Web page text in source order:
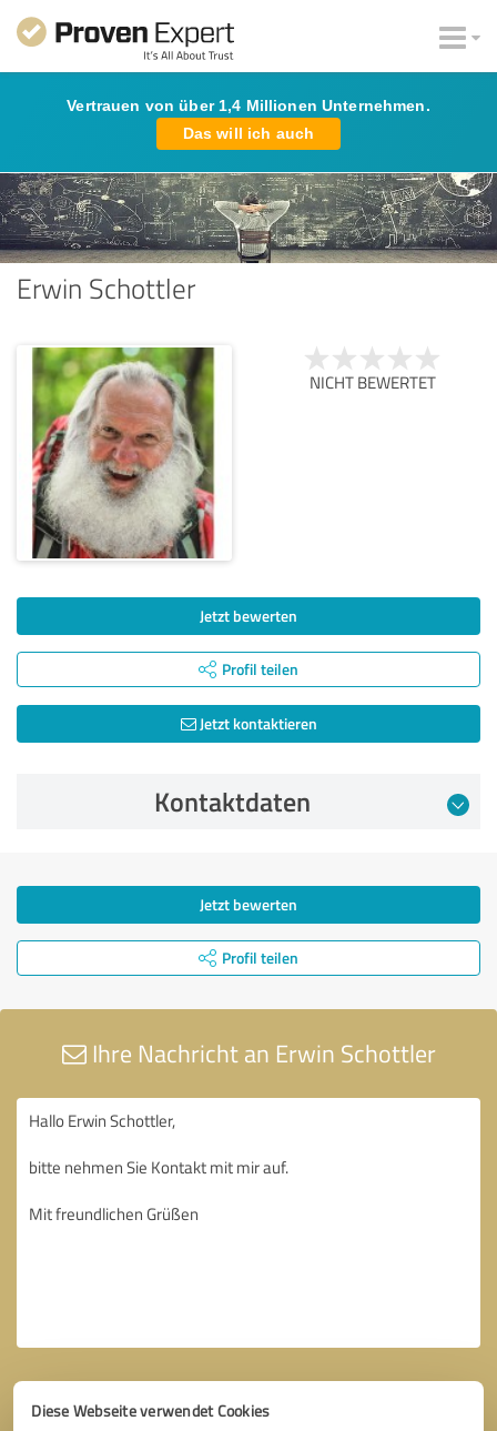
Diese Webseite verwendet Cookies
Vertrauen von über 1,4 Millionen Unternehmen.
Das will ich auch
Erwin Schottler
NICHT BEWERTET
Jetzt bewerten
Profil teilen
Jetzt kontaktieren
Kontaktdaten
Jetzt bewerten
Profil teilen
Ihre Nachricht an Erwin Schottler